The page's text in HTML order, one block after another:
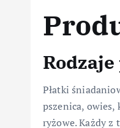
Rodzaje
Płatki
pszenica,
ryżowe. Każdy z